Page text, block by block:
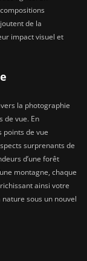
de la
impact visuel et
la photographie
de vue. En
points de vue
surprenants de
d’une forêt
montagne, chaque
ainsi votre
sous un nouvel